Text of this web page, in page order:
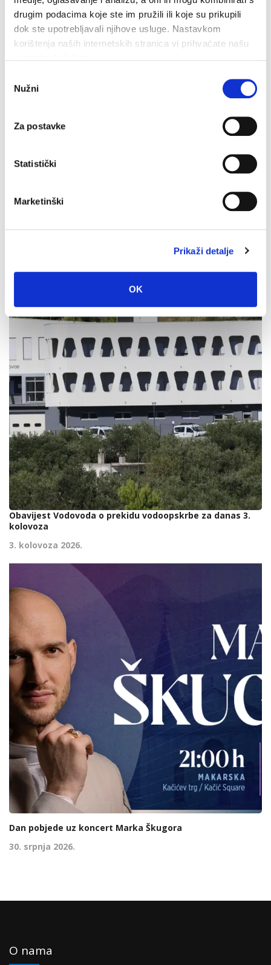
drugim podacima koje ste im pružili ili koje su prikupili
dok ste upotrebljavali njihove usluge. Nastavkom
korištenja naših internetskih stranica vi prihvaćate našu
pristanka
Nužni
Za postavke
Statistički
Marketinški
Prikaži detalje
OK
U petak 7. kolovoza besplatan ulaz u Veliki Kaštel u
Obavijest Vodovoda o prekidu vodoopskrbe za danas 3.
kolovoza
3. kolovoza 2026.
Dan pobjede uz koncert Marka Škugora
30. srpnja 2026.
O nama